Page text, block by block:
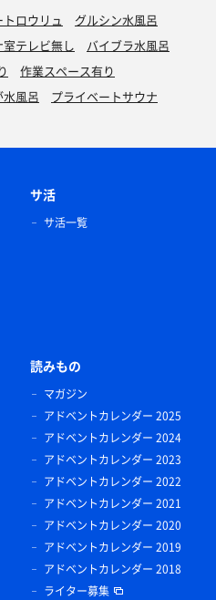
トロウリュ
グルシン水風呂
テレビ無し
バイブラ水風呂
作業スペース有り
水風呂 プライベートサウナ
サ活
サ活一覧
読みもの
マガジン
アドベントカレンダー 2025
アドベントカレンダー 2024
アドベントカレンダー 2023
アドベントカレンダー 2022
アドベントカレンダー 2021
アドベントカレンダー 2020
アドベントカレンダー 2019
アドベントカレンダー 2018
ライター募集